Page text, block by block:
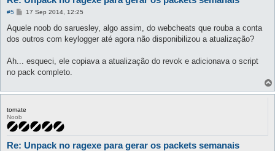
#5
P
s
17 Sep 2014, 12:25
Aquele noob do saruesley, algo assim, do webcheats que rouba a conta
dos outros com keylogger até agora não disponibilizou a atualização?
Ah... esqueci, ele copiava a atualização do revok e adicionava o script
no pack completo.
tomate
Noob
Re: Unpack no ragexe para gerar os packets semanais